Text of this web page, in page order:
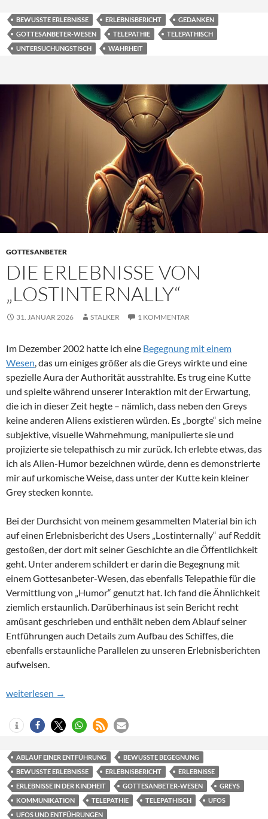
BEWUSSTE ERLEBNISSE ERLEBNISBERICHT
GEDANKEN
GOTTESANBETER-WESEN
TELEPATHIE
TELEPATHISCH
UNTERSUCHUNGSTISCH
WAHRHEIT
GOTTESANBETER
DIE ERLEBNISSE VON
„LOSTINTERNALLY“
31. JANUAR 2026 STALKER 1 KOMMENTAR
Im Dezember 2002 hatte ich eine Begegnung mit einem
Wesen , das um einiges größer als die Greys wirkte und eine
spezielle Aura der Authorität ausstrahlte. Es trug eine Kutte
und spielte während unserer Interaktion mit der Erwartung,
die ich in dieser Zeit hegte – nämlich, dass neben den Greys
keine anderen Aliens existieren würden. Es „borgte“ sich meine
subjektive, visuelle Wahrnehmung, manipulierte sie und
projizierte sie telepathisch zu mir zurück. Ich erlebte etwas, das
ich als Alien-Humor bezeichnen würde, denn es demonstrierte
mir auf urkomische Weise, dass unter der Kutte kein kleiner
Grey stecken konnte.
Bei der Durchsicht von meinem gesammelten Material bin ich
auf einen Erlebnisbericht des Users „Lostinternally“ auf Reddit
gestoßen, der dort mit seiner Geschichte an die Öffentlichkeit
geht. Unter anderem schildert er darin die Begegnung mit
einem Gottesanbeter-Wesen, das ebenfalls Telepathie für die
Vermittlung von „Humor“ genutzt hat. Ich fand die Ähnlichkeit
ziemlich erstaunlich. Darüberhinaus ist sein Bericht recht
amüsant geschrieben und enthält neben dem Ablauf seiner
Entführungen auch Details zum Aufbau des Schiffes, die
ebenfalls erstaunliche Parallelen zu unseren Erlebnisberichten
aufweisen.
Die Erlebnisse von „Lostinternally“
weiterlesen →
ABLAUF EINER ENTFÜHRUNG
BEWUSSTE BEGEGNUNG
BEWUSSTE ERLEBNISSE
ERLEBNISBERICHT
ERLEBNISSE
ERLEBNISSE IN DER KINDHEIT
GOTTESANBETER-WESEN
GREYS
KOMMUNIKATION
TELEPATHIE TELEPATHISCH
UFOS
UFOS UND ENTFÜHRUNGEN